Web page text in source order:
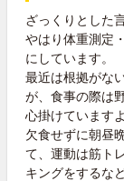
ざっくりとした
やはり体重測定
にしています。
最近は根拠がな
が、食事の際は
心掛けていますよ
欠食せずに朝昼
て、運動は筋ト
キングをするな